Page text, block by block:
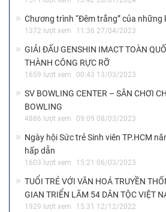
Chương trình “Đêm trắng” của những
1372 lượt xem 11:36 27/04/2023
GIẢI ĐẤU GENSHIN IMACT TOÀN
THÀNH CÔNG RỰC RỠ
1659 lượt xem 00:43 13/03/2023
SV BOWLING CENTER – SÂN CHƠI
BOWLING
4886 lượt xem 09:09 08/03/2023
Ngày hội Sức trẻ Sinh viên TP.HCM
hấp dẫn
1603 lượt xem 15:21 06/03/2023
TUỔI TRẺ VỚI VĂN HOÁ TRUYỀN
GIAN TRIỂN LÃM 54 DÂN TỘC VIỆT
1929 lượt xem 15:31 12/12/2022